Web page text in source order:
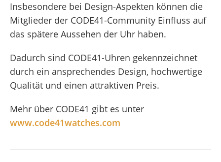
Insbesondere bei Design-Aspekten können die
Mitglieder der CODE41-Community Einfluss auf
das spätere Aussehen der Uhr haben.
Dadurch sind CODE41-Uhren gekennzeichnet
durch ein ansprechendes Design, hochwertige
Qualität und einen attraktiven Preis.
Mehr über CODE41 gibt es unter
www.code41watches.com